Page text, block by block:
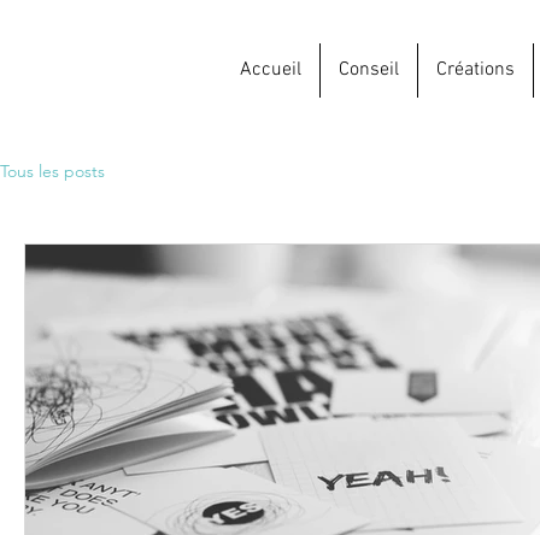
Accueil Conseil Créations
Tous les posts